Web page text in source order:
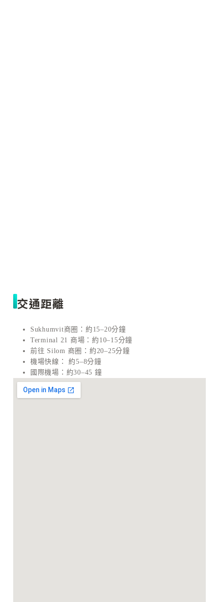
交通距離
Sukhumvit商圈：約15–20分鐘
Terminal 21 商場：約10–15分鐘
前往 Silom 商圈：約20–25分鐘
機場快線： 約5–8分鐘
國際機場：約30–45 鐘